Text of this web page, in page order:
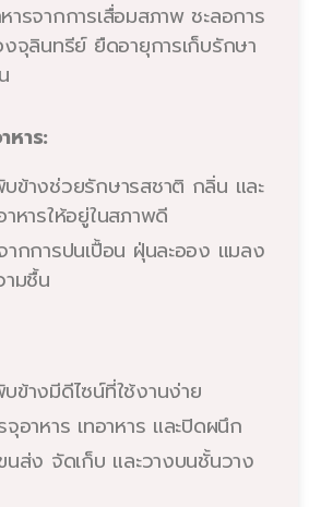
รจากการเสื่อมสภาพ ชะลอการ
จุลินทรีย์ ยืดอายุการเก็บรักษา
าร:
ข้างช่วยรักษารสชาติ กลิ่น และ
หารให้อยู่ในสภาพดี
ากการปนเปื้อน ฝุ่นละออง แมลง
มชื้น
ข้างมีดีไซน์ที่ใช้งานง่าย
อาหาร เทอาหาร และปิดผนึก
นส่ง จัดเก็บ และวางบนชั้นวาง